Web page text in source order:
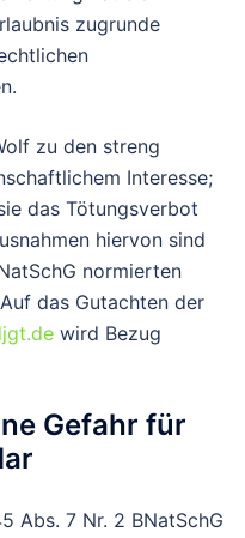
zugrunde
zu den streng
Interesse;
das Tötungsverbot
hiervon sind
normierten
das Gutachten der
wird Bezug
Gefahr für
Abs. 7 Nr. 2 BNatSchG